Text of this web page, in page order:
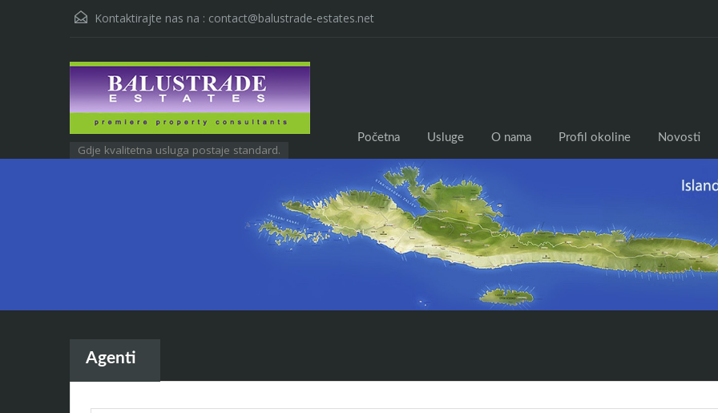
Kontaktirajte nas na : contact@balustrade-estates.net
Gdje kvalitetna usluga postaje standard.
Početna Usluge O nama Profil okoline Novosti
Agenti